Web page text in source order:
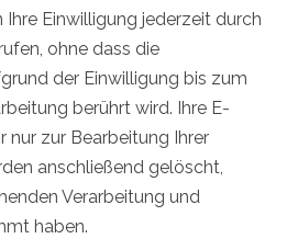
Ihre Einwilligung jederzeit durch
ohne dass die
der Einwilligung bis zum
berührt wird. Ihre E-
nur zur Bearbeitung Ihrer
anschließend gelöscht,
Verarbeitung und
haben.